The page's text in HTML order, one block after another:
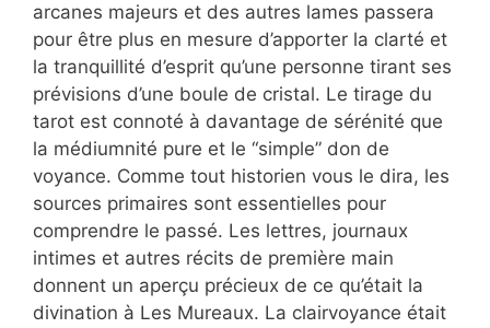
arcanes majeurs et des autres lames passera
pour être plus en mesure d’apporter la clarté et
la tranquillité d’esprit qu’une personne tirant ses
prévisions d’une boule de cristal. Le tirage du
tarot est connoté à davantage de sérénité que
la médiumnité pure et le “simple” don de
voyance. Comme tout historien vous le dira, les
sources primaires sont essentielles pour
comprendre le passé. Les lettres, journaux
intimes et autres récits de première main
donnent un aperçu précieux de ce qu’était la
divination à Les Mureaux. La clairvoyance était